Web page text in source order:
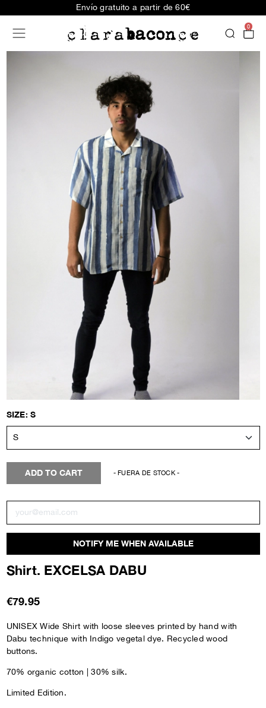
Envío gratuito a partir de 60€
0
Shirt. EXCELSA DABU
€79.95
UNISEX Wide Shirt with loose sleeves printed by hand with
Dabu technique with Indigo vegetal dye. Recycled wood
buttons.
70% organic cotton | 30% silk.
Limited Edition.
SIZE: S
ADD TO CART - FUERA DE STOCK -
NOTIFY ME WHEN AVAILABLE